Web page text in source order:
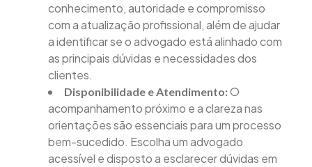
conhecimento, autoridade e compromisso
com a atualização profissional, além de ajudar
a identificar se o advogado está alinhado com
as principais dúvidas e necessidades dos
clientes.
Disponibilidade e Atendimento:O
acompanhamento próximo e a clareza nas
orientações são essenciais para um processo
bem-sucedido. Escolha um advogado
acessível e disposto a esclarecer dúvidas em